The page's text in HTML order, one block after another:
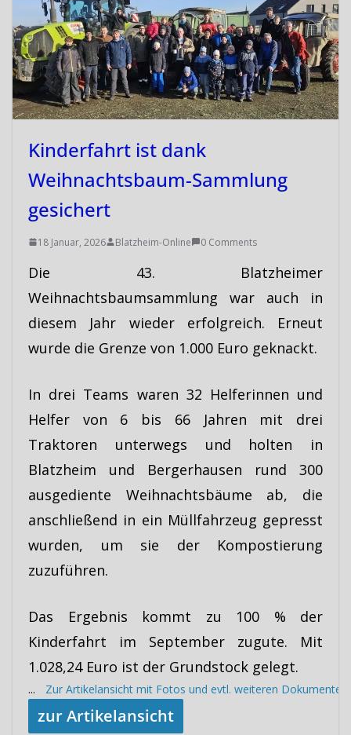
Kinderfahrt ist dank
Weihnachtsbaum-Sammlung
gesichert
18 Januar, 2026 Blatzheim-Online 0 Comments
Die 43. Blatzheimer
Weihnachtsbaumsammlung war auch in
diesem Jahr wieder erfolgreich. Erneut
wurde die Grenze von 1.000 Euro geknackt.
In drei Teams waren 32 Helferinnen und
Helfer von 6 bis 66 Jahren mit drei
Traktoren unterwegs und holten in
Blatzheim und Bergerhausen rund 300
ausgediente Weihnachtsbäume ab, die
anschließend in ein Müllfahrzeug gepresst
wurden, um sie der Kompostierung
zuzuführen.
Das Ergebnis kommt zu 100 % der
Kinderfahrt im September zugute. Mit
1.028,24 Euro ist der Grundstock gelegt.
...Zur Artikelansicht mit Fotos und evtl. weiteren Dokumenten
zur Artikelansicht